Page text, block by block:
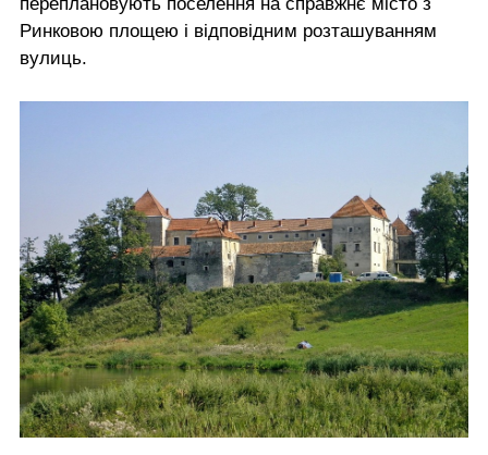
Ринковою площею і відповідним розташуванням
вулиць.